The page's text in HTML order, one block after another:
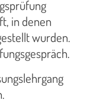
in denen
wurden.